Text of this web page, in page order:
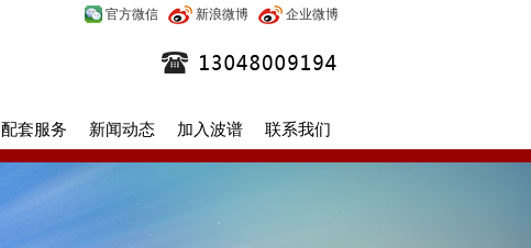
官方微信 新浪微博 企业微博
配套服务 新闻动态 加入波谱 联系我们